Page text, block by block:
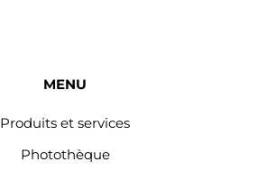
MENU
Produits et services
Photothèque